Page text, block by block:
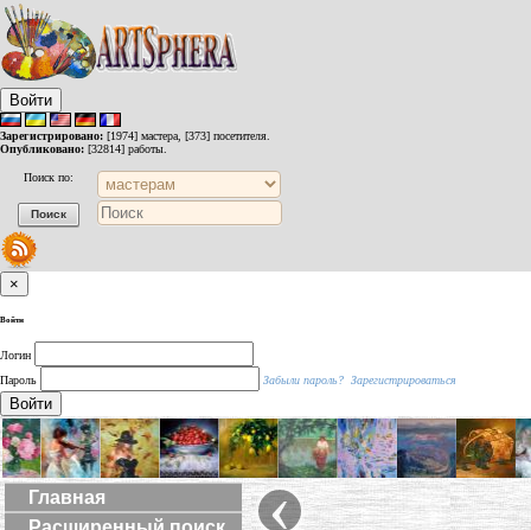
Войти
Зарегистрировано: [1974] мастера, [373] посетителя.
Опубликовано: [32814] работы.
Поиск по:
×
Войти
Логин
Пароль
Забыли пароль? Зарегистрироваться
Войти
Главная
‹